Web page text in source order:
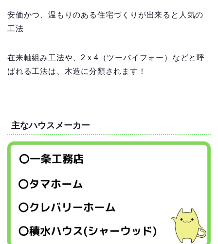
安価かつ、温もりのある住宅づくりが出来ると人気の
工法
在来軸組み工法や、 2ｘ4（ツーバイフォー） などと呼
ばれる工法は、木造に分類されます！
主なハウスメーカー